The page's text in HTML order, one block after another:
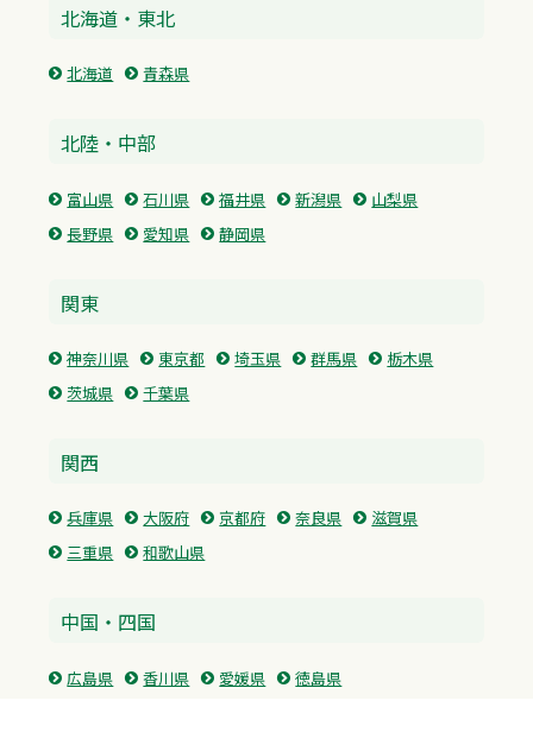
北海道・東北
北海道 青森県
北陸・中部
富山県 石川県 福井県 新潟県
山梨県
長野県
愛知県 静岡県
関東
神奈川県 東京都 埼玉県 群馬県
栃木県
茨城県
千葉県
関西
兵庫県 大阪府 京都府 奈良県
滋賀県
三重県
和歌山県
中国・四国
広島県 香川県 愛媛県 徳島県